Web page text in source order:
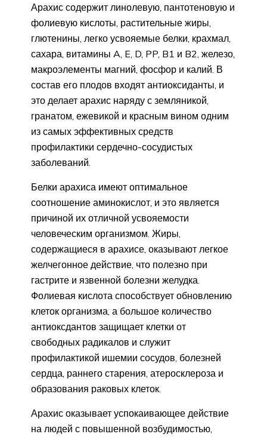
Арахис содержит линолевую, пантотеновую и
фолиевую кислоты, растительные жиры,
глютенины, легко усвояемые белки, крахмал,
сахара, витамины A, E, D, PP, B1 и B2, железо,
макроэлементы магний, фосфор и калий. В
состав его плодов входят антиоксиданты, и
это делает арахис наряду с земляникой,
гранатом, ежевикой и красным вином одним
из самых эффективных средств
профилактики сердечно-сосудистых
заболеваний.
Белки арахиса имеют оптимальное
соотношение аминокислот, и это является
причиной их отличной усвояемости
человеческим организмом. Жиры,
содержащиеся в арахисе, оказывают легкое
желчегонное действие, что полезно при
гастрите и язвенной болезни желудка.
Фолиевая кислота способствует обновлению
клеток организма, а большое количество
антиоксдантов защищает клетки от
свободных радикалов и служит
профилактикой ишемии сосудов, болезней
сердца, раннего старения, атеросклероза и
образования раковых клеток.
Арахис оказывает успокаивающее действие
на людей с повышенной возбудимостью,